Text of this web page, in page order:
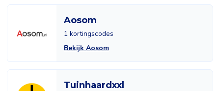
Aosom
1 kortingscodes
Bekijk Aosom
Tuinhaardxxl